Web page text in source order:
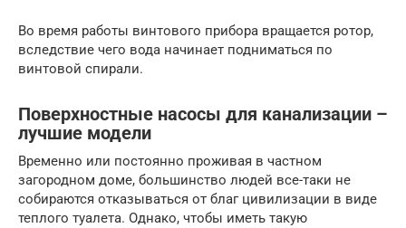
Во время работы винтового прибора вращается ротор,
вследствие чего вода начинает подниматься по
винтовой спирали.
Поверхностные насосы для канализации –
лучшие модели
Временно или постоянно проживая в частном
загородном доме, большинство людей все-таки не
собираются отказываться от благ цивилизации в виде
теплого туалета. Однако, чтобы иметь такую